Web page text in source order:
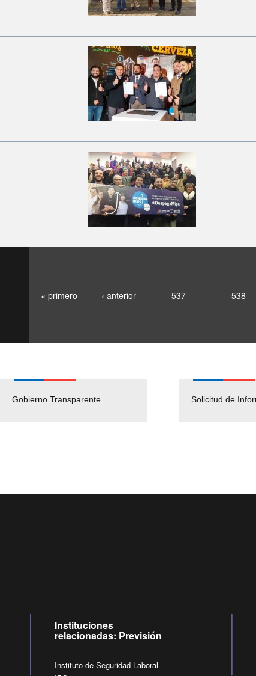
« primero ‹ anterior 537 538
Gobierno Transparente Solicitud de
Pago Proveedores
Instituciones
relacionadas: Previsión
Instituto de Seguridad Laboral